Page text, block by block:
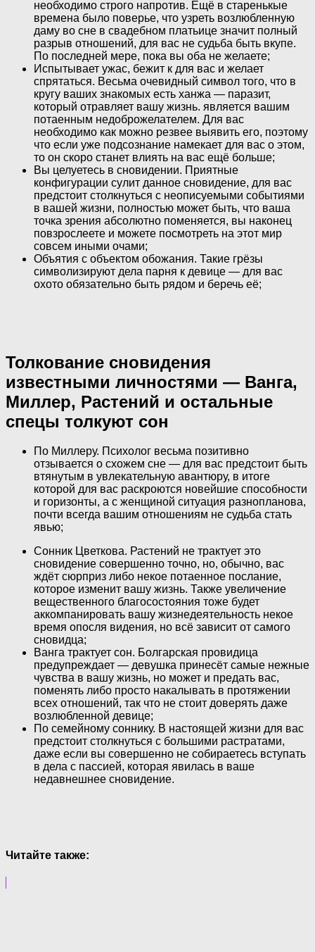
необходимо строго напротив. Ещё в старенькые
времена было поверье, что узреть возлюбленную
даму во сне в свадебном платьице значит полный
разрыв отношений, для вас не судьба быть вкупе.
По последней мере, пока вы оба не желаете;
Испытывает ужас, бежит к для вас и желает
спрятаться. Весьма очевидный символ того, что в
кругу ваших знакомых есть ханжа — паразит,
который отравляет вашу жизнь. является вашим
потаенным недоброжелателем. Для вас
необходимо как можно резвее выявить его, поэтому
что если уже подсознание намекает для вас о этом,
то он скоро станет влиять на вас ещё больше;
Вы целуетесь в сновидении. Приятные
конфигурации сулит данное сновидение, для вас
предстоит столкнуться с неописуемыми событиями
в вашей жизни, полностью может быть, что ваша
точка зрения абсолютно поменяется, вы наконец
повзрослеете и можете посмотреть на этот мир
совсем иными очами;
Объятия с объектом обожания. Такие грёзы
символизируют дела парня к девице — для вас
охото обязательно быть рядом и беречь её;
Толкование сновидения
известными личностями — Ванга,
Миллер, Растений и остальные
спецы толкуют сон
По Миллеру. Психолог весьма позитивно
отзывается о схожем сне — для вас предстоит быть
втянутым в увлекательную авантюру, в итоге
которой для вас раскроются новейшие способности
и горизонты, а с женщиной ситуация разнопланова,
почти всегда вашим отношениям не судьба стать
явью;
Сонник Цветкова. Растений не трактует это
сновидение совершенно точно, но, обычно, вас
ждёт сюрприз либо некое потаенное послание,
которое изменит вашу жизнь. Также увеличение
вещественного благосостояния тоже будет
аккомпанировать вашу жизнедеятельность некое
время опосля видения, но всё зависит от самого
сновидца;
Ванга трактует сон. Болгарская провидица
предупреждает — девушка принесёт самые нежные
чувства в вашу жизнь, но может и предать вас,
поменять либо просто накалывать в протяжении
всех отношений, так что не стоит доверять даже
возлюбленной девице;
По семейному соннику. В настоящей жизни для вас
предстоит столкнуться с большими растратами,
даже если вы совершенно не собираетесь вступать
в дела с пассией, которая явилась в ваше
недавнешнее сновидение.
Читайте также: